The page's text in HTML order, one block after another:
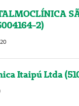
2)
Itaipú Ltda